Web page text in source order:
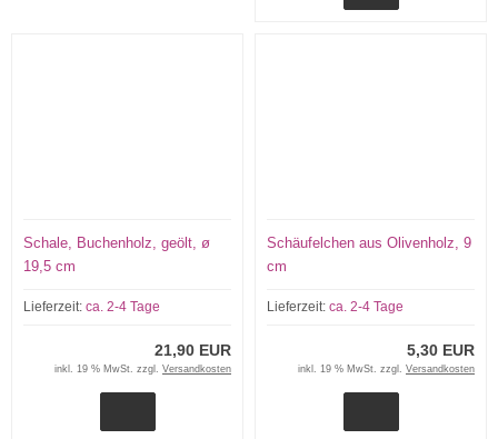
Schale, Buchenholz, geölt, ø
19,5 cm
Lieferzeit: ca. 2-4 Tage
21,90 EUR
inkl. 19 % MwSt. zzgl. Versandkosten
Schäufelchen aus Olivenholz, 9
cm
Lieferzeit: ca. 2-4 Tage
5,30 EUR
inkl. 19 % MwSt. zzgl. Versandkosten